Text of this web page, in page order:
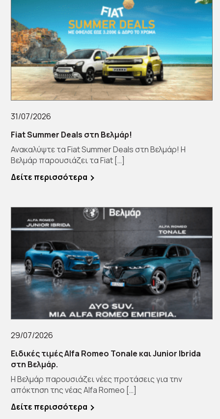
31/07/2026
Fiat Summer Deals στη Βελμάρ!
Ανακαλύψτε τα Fiat Summer Deals στη Βελμάρ! Η
Βελμάρ παρουσιάζει τα Fiat […]
Δείτε περισσότερα
29/07/2026
Ειδικές τιμές Alfa Romeo Tonale και Junior Ibrida
στη Βελμάρ.
Η Βελμάρ παρουσιάζει νέες προτάσεις για την
απόκτηση της νέας Alfa Romeo […]
Δείτε περισσότερα